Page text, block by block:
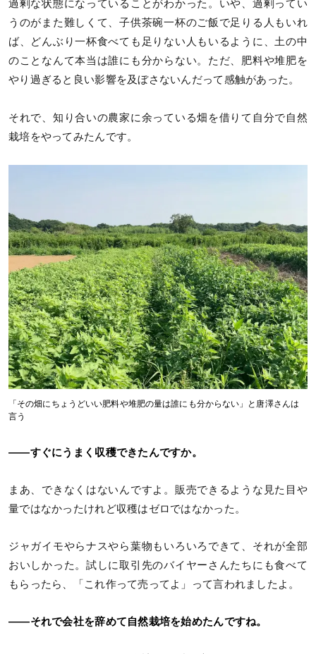
過剰な状態になっていることがわかった。いや、過剰ってい
うのがまた難しくて、子供茶碗一杯のご飯で足りる人もいれ
ば、どんぶり一杯食べても足りない人もいるように、土の中
のことなんて本当は誰にも分からない。ただ、肥料や堆肥を
やり過ぎると良い影響を及ぼさないんだって感触があった。
それで、知り合いの農家に余っている畑を借りて自分で自然
栽培をやってみたんです。
「その畑にちょうどいい肥料や堆肥の量は誰にも分からない」と唐澤さんは
言う
――すぐにうまく収穫できたんですか。
まあ、できなくはないんですよ。販売できるような見た目や
量ではなかったけれど収穫はゼロではなかった。
ジャガイモやらナスやら葉物もいろいろできて、それが全部
おいしかった。試しに取引先のバイヤーさんたちにも食べて
もらったら、「これ作って売ってよ」って言われましたよ。
――それで会社を辞めて自然栽培を始めたんですね。